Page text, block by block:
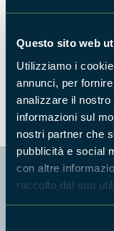
Questo sito web
Utilizziamo i
annunci, per
analizzare il
informazioni sul
nostri partner che
pubblicità e social
con altre
raccolto dal suo
La pagina che
Torna alla home
premi invio per